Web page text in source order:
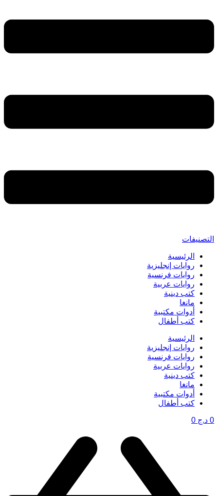
الرئيسية
روايات إنجليزية
روايات فرنسية
روايات عربية
كتب دينية
مانغا
أدوات مكتبية
كتب أطفال
الرئيسية
روايات إنجليزية
روايات فرنسية
روايات عربية
كتب دينية
مانغا
أدوات مكتبية
كتب أطفال
د.ج 0